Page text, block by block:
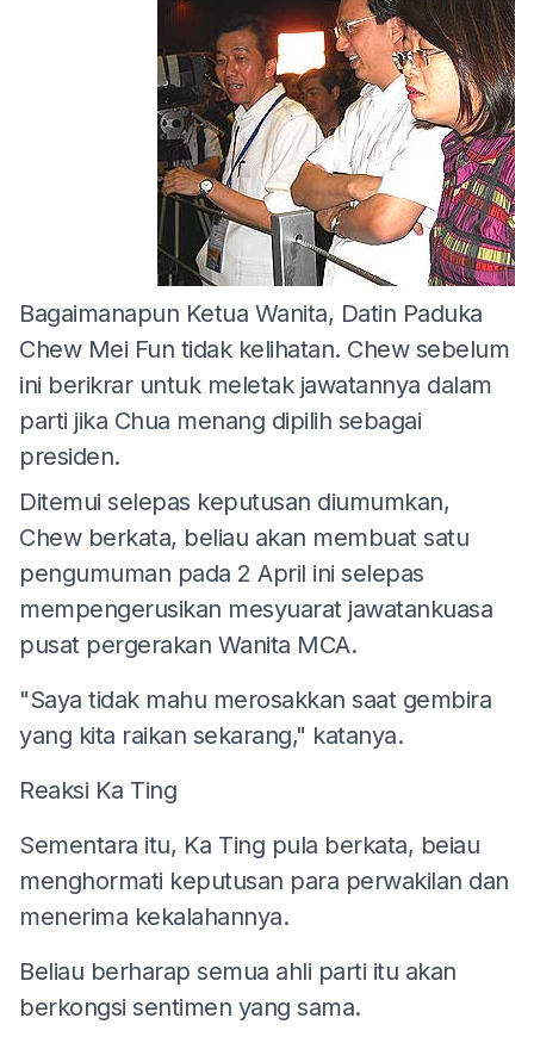
Bagaimanapun Ketua Wanita, Datin Paduka
Chew Mei Fun tidak kelihatan. Chew sebelum
ini berikrar untuk meletak jawatannya dalam
parti jika Chua menang dipilih sebagai
presiden.
Ditemui selepas keputusan diumumkan,
Chew berkata, beliau akan membuat satu
pengumuman pada 2 April ini selepas
mempengerusikan mesyuarat jawatankuasa
pusat pergerakan Wanita MCA.
"Saya tidak mahu merosakkan saat gembira
yang kita raikan sekarang," katanya.
Reaksi Ka Ting
Sementara itu, Ka Ting pula berkata, beiau
menghormati keputusan para perwakilan dan
menerima kekalahannya.
Beliau berharap semua ahli parti itu akan
berkongsi sentimen yang sama.